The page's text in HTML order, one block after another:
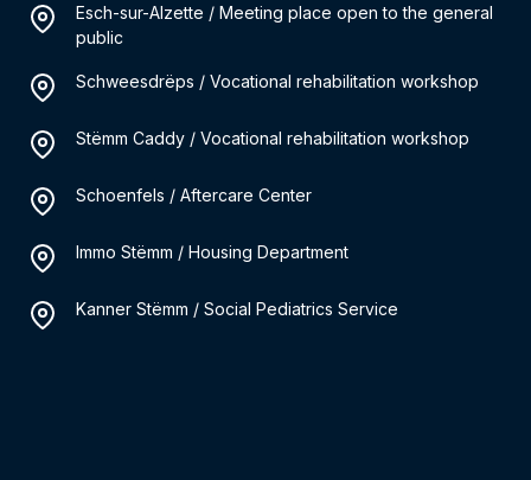
Esch-sur-Alzette / Meeting place open to the general
public
Schweesdrëps / Vocational rehabilitation workshop
Stëmm Caddy / Vocational rehabilitation workshop
Schoenfels / Aftercare Center
Immo Stëmm / Housing Department
Kanner Stëmm / Social Pediatrics Service